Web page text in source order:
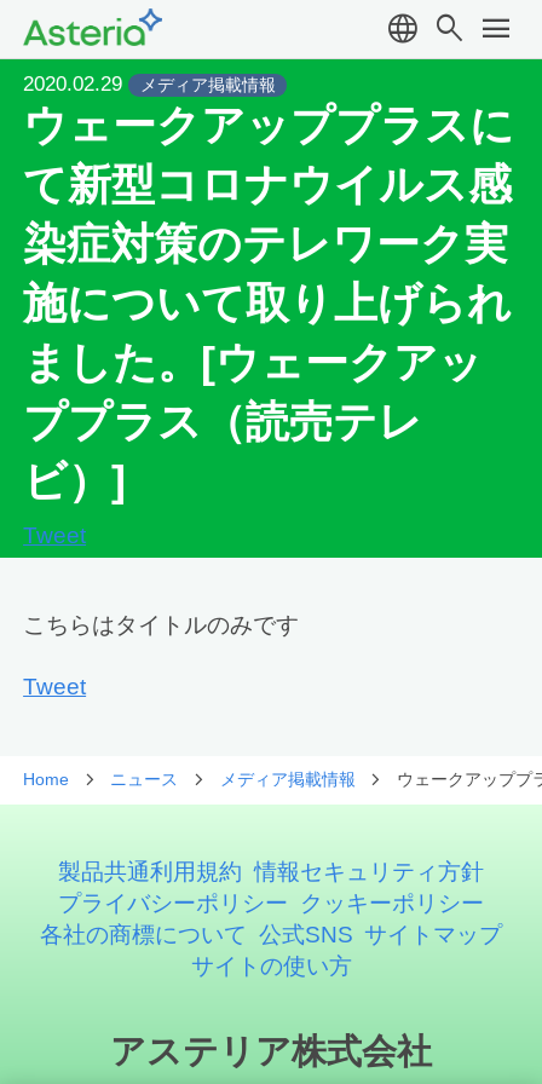
language search menu
2020.02.29 メディア掲載情報
ウェークアッププラスに
て新型コロナウイルス感
染症対策のテレワーク実
施について取り上げられ
ました。[ウェークアッ
ププラス（読売テレ
ビ）]
Tweet
こちらはタイトルのみです
Tweet
Home ニュース メディア掲載情報 ウェークアッププ
製品共通利用規約 情報セキュリティ方針
プライバシーポリシー
クッキーポリシー
各社の商標について 公式SNS サイトマップ
サイトの使い方
アステリア株式会社